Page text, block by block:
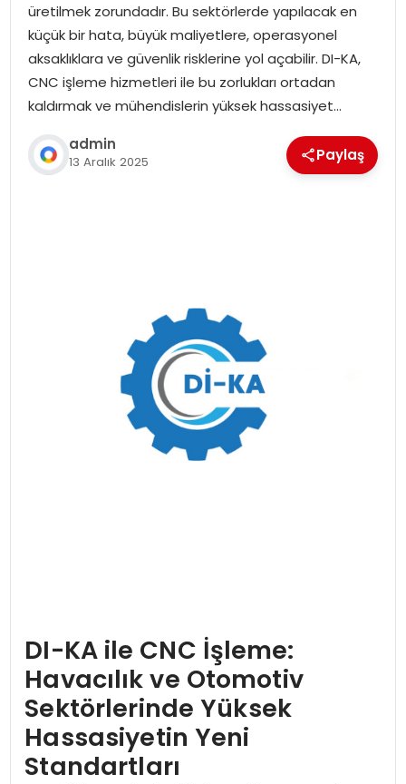
üretilmek zorundadır. Bu sektörlerde yapılacak en
küçük bir hata, büyük maliyetlere, operasyonel
aksaklıklara ve güvenlik risklerine yol açabilir. DI-KA,
CNC işleme hizmetleri ile bu zorlukları ortadan
kaldırmak ve mühendislerin yüksek hassasiyet…
admin
13 Aralık 2025 Paylaş
DI-KA ile CNC İşleme:
Havacılık ve Otomotiv
Sektörlerinde Yüksek
Hassasiyetin Yeni
Standartları